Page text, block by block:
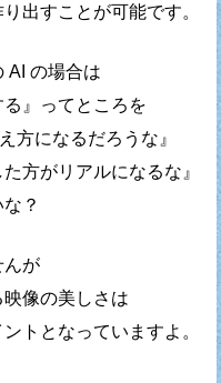
出すことが可能です。
AI の場合は
る』ってところを
方になるだろうな』
方がリアルになるな』
？
んが
像の美しさは
トとなっていますよ。